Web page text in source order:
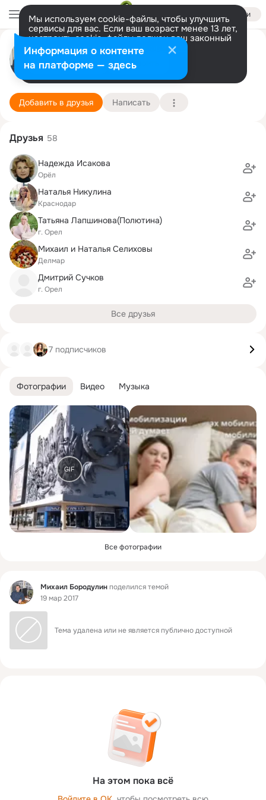
Войти
Мы используем cookie-файлы, чтобы улучшить
сервисы для вас. Если ваш возраст менее 13 лет,
настроить cookie-файлы должен ваш законный
представитель. Больше информации
Разрешить все Настроить
Михаил Бородулин
Орел
11 июля (52 года)
27 школа им. Н.С. ЛесковаПодробнее
Добавить в друзья Написать
Фотографии Видео Музыка
GIF
Все фотографии
Фид Михаил Бородулинподелился темой
19 мар 2017
Тема удалена или не является публично доступной
На этом пока всё
Друзья 58
Надежда Исакова
Орёл
Наталья Никулина
Краснодар
Татьяна Лапшинова(Полютина)
г. Орел
Михаил и Наталья Селиховы
Делмар
Дмитрий Сучков
г. Орел
Все друзья
7 подписчиков
Информация о контенте
на платформе — здесь